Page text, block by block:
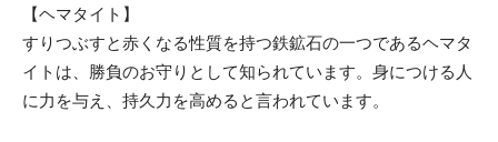
【ヘマタイト】
すりつぶすと赤くなる性質を持つ鉄鉱石の一つであるヘマタ
イトは、勝負のお守りとして知られています。身につける人
に力を与え、持久力を高めると言われています。